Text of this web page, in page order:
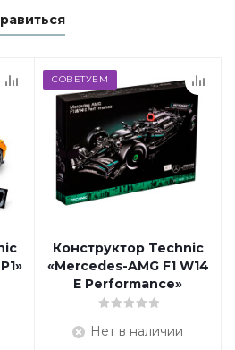
СОВЕТУЕМ
Конструктор Technic
«Mercedes-AMG F1 W14
E Performance»
Нет в наличии